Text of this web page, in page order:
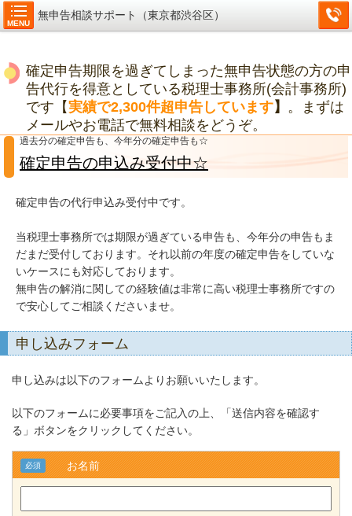
MENU
無申告相談サポート（東京都渋谷区）
確定申告期限を過ぎてしまった無申告状態の方の申
告代行を得意としている税理士事務所(会計事務所)
です【実績で2,300件超申告しています】 。まずは
メールやお電話で無料相談をどうぞ。
過去分の確定申告も、今年分の確定申告も☆
確定申告の申込み受付中☆
確定申告の代行申込み受付中です。
当税理士事務所では期限が過ぎている申告も、今年分の申告もま
だまだ受付しております。それ以前の年度の確定申告をしていな
いケースにも対応しております。
無申告の解消に関しての経験値は非常に高い税理士事務所ですの
で安心してご相談くださいませ。
申し込みフォーム
申し込みは以下のフォームよりお願いいたします。
以下のフォームに必要事項をご記入の上、「送信内容を確認す
る」ボタンをクリックしてください。
お名前
必須